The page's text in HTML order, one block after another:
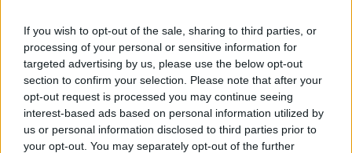
If you wish to opt-out of the sale, sharing to third parties, or
processing of your personal or sensitive information for
targeted advertising by us, please use the below opt-out
section to confirm your selection. Please note that after your
opt-out request is processed you may continue seeing
interest-based ads based on personal information utilized by
us or personal information disclosed to third parties prior to
your opt-out. You may separately opt-out of the further
-Día Internacional de la Convivencia en Paz
-Día Internacional de los Celíacos
-Día Europeo contra la Obesidad
-Día Mundial del Angioedema Hereditario